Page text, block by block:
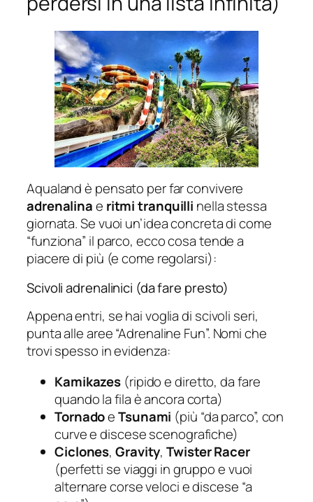
Aqualand è pensato per far convivere
adrenalinae ritmi tranquilli nella stessa
giornata. Se vuoi un’idea concreta di come
“funziona” il parco, ecco cosa tende a
piacere di più (e come regolarsi):
Scivoli adrenalinici (da fare presto)
Appena entri, se hai voglia di scivoli seri,
punta alle aree “Adrenaline Fun”. Nomi che
trovi spesso in evidenza:
Kamikazes (ripido e diretto, da fare
quando la fila è ancora corta)
TornadoeTsunami (più “da parco”, con
curve e discese scenografiche)
Ciclones,Gravity,Twister Racer
(perfetti se viaggi in gruppo e vuoi
alternare corse veloci e discese “a